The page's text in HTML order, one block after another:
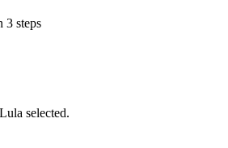
3 steps
selected.